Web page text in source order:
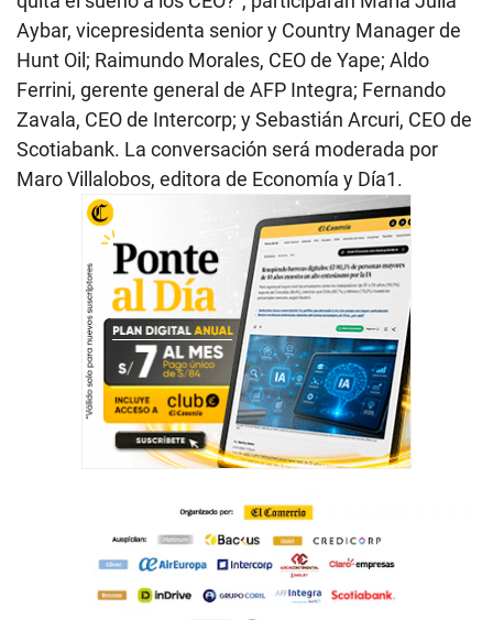
Aybar, vicepresidenta senior y Country Manager de
Hunt Oil; Raimundo Morales, CEO de Yape; Aldo
Ferrini, gerente general de AFP Integra; Fernando
Zavala, CEO de Intercorp; y Sebastián Arcuri, CEO de
Scotiabank. La conversación será moderada por
Maro Villalobos, editora de Economía y Día1.